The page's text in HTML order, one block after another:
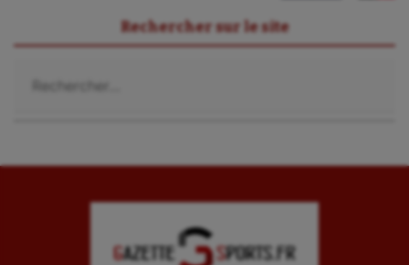
Rechercher sur le site